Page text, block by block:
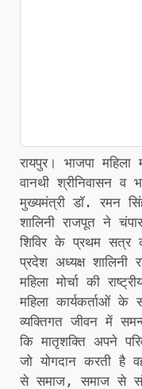
रायपुर। भाजपा महिला
वानथी श्रीनिवासन व
मुख्यमंत्री डाॅ. रमन
शालिनी राजपूत ने
शिविर के प्रथम सत्र
प्रदेश अध्यक्ष
महिला मोर्चा की
महिला कार्यकर्ताओं के
व्यक्तिगत जीवन में
कि मातृशक्ति अपने
जो योगदान करती है
से समाज, समाज से